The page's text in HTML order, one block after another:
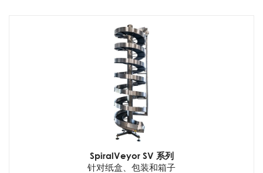
SpiralVeyor SV 系列
针对纸盒、包装和箱子